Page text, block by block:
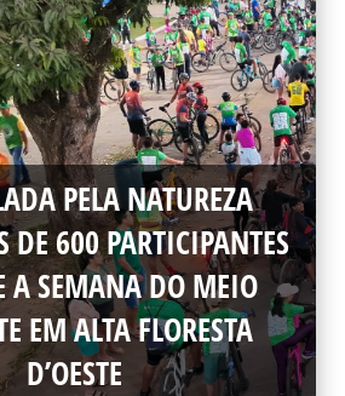
PELA NATUREZA
DE 600 PARTICIPANTES
A SEMANA DO MEIO
EM ALTA FLORESTA
D’OESTE